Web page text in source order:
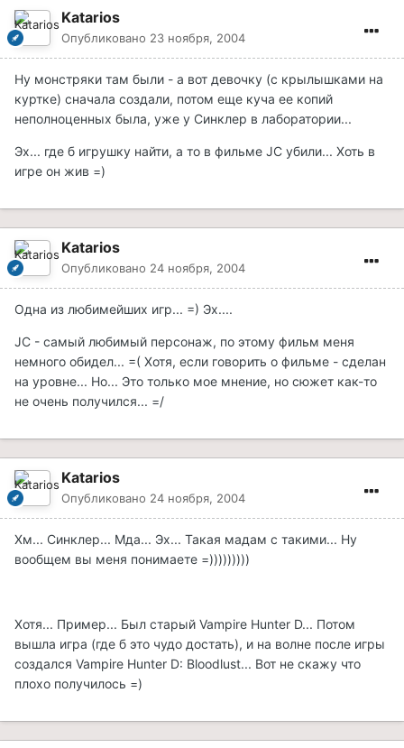
Katarios
Опубликовано 23 ноября, 2004
Ну монстряки там были - а вот девочку (с крылышками на
куртке) сначала создали, потом еще куча ее копий
неполноценных была, уже у Синклер в лаборатории...
Эх... где б игрушку найти, а то в фильме JC убили... Хоть в
игре он жив =)
Katarios
Опубликовано 24 ноября, 2004
Одна из любимейших игр... =) Эх....
JC - самый любимый персонаж, по этому фильм меня
немного обидел... =( Хотя, если говорить о фильме - сделан
на уровне... Но... Это только мое мнение, но сюжет как-то
не очень получился... =/
Katarios
Опубликовано 24 ноября, 2004
Хм... Синклер... Мда... Эх... Такая мадам с такими... Ну
вообщем вы меня понимаете =)))))))))
Хотя... Пример... Был старый Vampire Hunter D... Потом
вышла игра (где б это чудо достать), и на волне после игры
создался Vampire Hunter D: Bloodlust... Вот не скажу что
плохо получилось =)